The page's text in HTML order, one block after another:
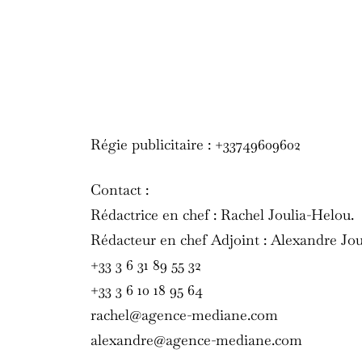
Régie publicitaire : +33749609602
Contact :
Rédactrice en chef : Rachel Joulia-Helou.
Rédacteur en chef Adjoint : Alexandre
+33 3 6 31 89 55 32
+33 3 6 10 18 95 64
rachel@agence-mediane.com
alexandre@agence-mediane.com